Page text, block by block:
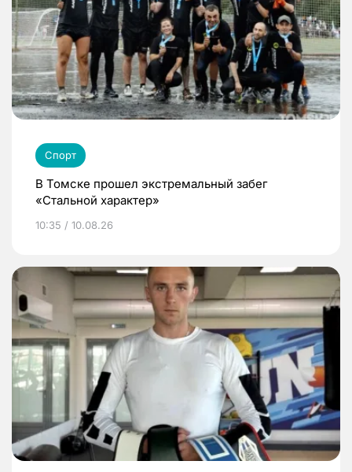
Спорт
В Томске прошел экстремальный забег
«Стальной характер»
10:35 / 10.08.26